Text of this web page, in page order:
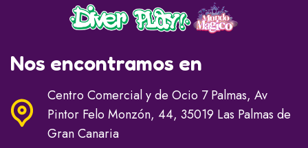
Nos encontramos en
Centro Comercial y de Ocio 7 Palmas, Av
Pintor Felo Monzón, 44, 35019 Las Palmas de
Gran Canaria